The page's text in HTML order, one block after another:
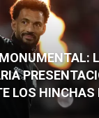
LOS HINCHAS